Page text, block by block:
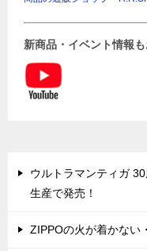
新商品・イベント情報
ウルトラマンティガ
生産で発売！
ZIPPOの火が着かない